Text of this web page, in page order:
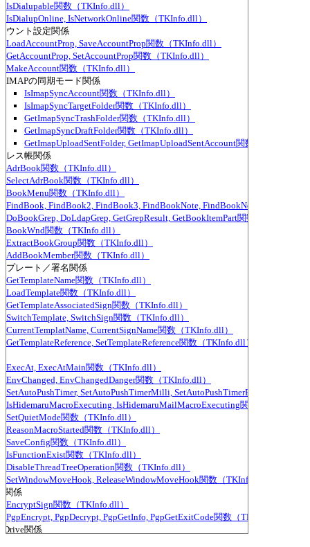
IsDialupable関数（TKInfo.dll）
IsDialupOnline, IsNetworkOnline関数（TKInfo.dll）
ウント設定関係
LoadAccountProp, SaveAccountProp関数（TKInfo.dll）
GetAccountProp, SetAccountProp関数（TKInfo.dll）
MakeAccount関数（TKInfo.dll）
IMAPの同期モード関係
IsImapSyncAccount関数（TKInfo.dll）
IsImapSyncTargetFolder関数（TKInfo.dll）
GetImapSyncTrashFolder関数（TKInfo.dll）
GetImapSyncDraftFolder関数（TKInfo.dll）
GetImapUploadSentFolder, GetImapUploadSentAccount関数（TKInfo.dll
レス帳関係
AdrBook関数（TKInfo.dll）
SelectAdrBook関数（TKInfo.dll）
BookMenu関数（TKInfo.dll）
FindBook, FindBook2, FindBook3, FindBookNote, FindBookNote2～
DoBookGrep, DoLdapGrep, GetGrepResult, GetBookItemPart関数（TKInfo.dll
BookWnd関数（TKInfo.dll）
ExtractBookGroup関数（TKInfo.dll）
AddBookMember関数（TKInfo.dll）
プレート／署名関係
GetTemplateName関数（TKInfo.dll）
LoadTemplate関数（TKInfo.dll）
GetTemplateAssociatedSign関数（TKInfo.dll）
SwitchTemplate, SwitchSign関数（TKInfo.dll）
CurrentTemplatName, CurrentSignName関数（TKInfo.dll）
GetTemplateReference, SetTemplateReference関数（TKInfo.dll）
ExecAt, ExecAtMain関数（TKInfo.dll）
EnvChanged, EnvChangedDanger関数（TKInfo.dll）
SetAutoPushTimer, SetAutoPushTimerMilli, SetAutoPushTimerEver,
IsHidemaruMacroExecuting, IsHidemaruMailMacroExecuting関数（TKInfo.dll
SetQuietMode関数（TKInfo.dll）
ReasonMacroStarted関数（TKInfo.dll）
SaveConfig関数（TKInfo.dll）
IsFunctionExist関数（TKInfo.dll）
DisableThreadTreeOperation関数（TKInfo.dll）
SetWindowMoveHook, ReleaseWindowMoveHook関数（TKInfo.dll）
関係
EncryptSign関数（TKInfo.dll）
PgpEncrypt, PgpDecrypt, PgpGetInfo, PgpGetExitCode関数（TKInfo.dll）
関係